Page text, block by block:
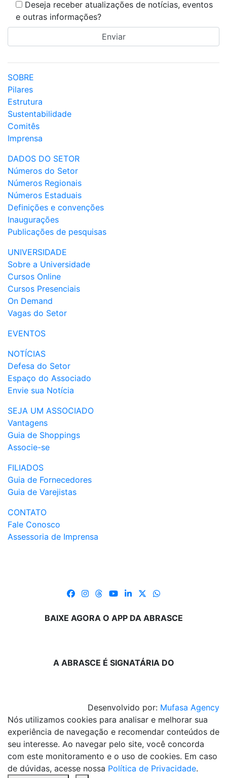
Deseja receber atualizações de notícias, eventos
e outras informações?
SOBRE
Pilares
Estrutura
Sustentabilidade
Comitês
Imprensa
DADOS DO SETOR
Números do Setor
Números Regionais
Números Estaduais
Definições e convenções
Inaugurações
Publicações de pesquisas
UNIVERSIDADE
Sobre a Universidade
Cursos Online
Cursos Presenciais
On Demand
Vagas do Setor
EVENTOS
NOTÍCIAS
Defesa do Setor
Espaço do Associado
Envie sua Notícia
SEJA UM ASSOCIADO
Vantagens
Guia de Shoppings
Associe-se
FILIADOS
Guia de Fornecedores
Guia de Varejistas
CONTATO
Fale Conosco
Assessoria de Imprensa
BAIXE AGORA O APP DA ABRASCE
A ABRASCE É SIGNATÁRIA DO
Desenvolvido por: Mufasa Agency
Nós utilizamos cookies para analisar e melhorar sua
experiência de navegação e recomendar conteúdos de
seu interesse. Ao navegar pelo site, você concorda
com este monitoramento e o uso de cookies. Em caso
de dúvidas, acesse nossa Política de Privacidade.